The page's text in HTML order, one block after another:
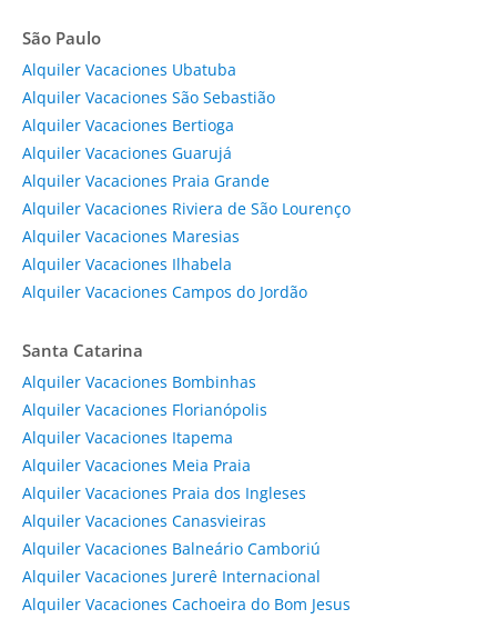
São Paulo
Alquiler Vacaciones Ubatuba
Alquiler Vacaciones São Sebastião
Alquiler Vacaciones Bertioga
Alquiler Vacaciones Guarujá
Alquiler Vacaciones Praia Grande
Alquiler Vacaciones Riviera de São Lourenço
Alquiler Vacaciones Maresias
Alquiler Vacaciones Ilhabela
Alquiler Vacaciones Campos do Jordão
Santa Catarina
Alquiler Vacaciones Bombinhas
Alquiler Vacaciones Florianópolis
Alquiler Vacaciones Itapema
Alquiler Vacaciones Meia Praia
Alquiler Vacaciones Praia dos Ingleses
Alquiler Vacaciones Canasvieiras
Alquiler Vacaciones Balneário Camboriú
Alquiler Vacaciones Jurerê Internacional
Alquiler Vacaciones Cachoeira do Bom Jesus